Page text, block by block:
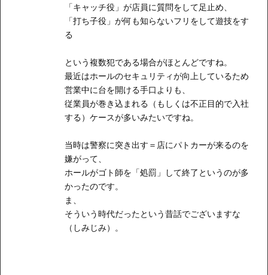
「キャッチ役」が店員に質問をして足止め、
「打ち子役」が何も知らないフリをして遊技をす
る
という複数犯である場合がほとんどですね。
最近はホールのセキュリティが向上しているため
営業中に台を開ける手口よりも、
従業員が巻き込まれる（もしくは不正目的で入社
する）ケースが多いみたいですね。
当時は警察に突き出す＝店にパトカーが来るのを
嫌がって、
ホールがゴト師を「処罰」して終了というのが多
かったのです。
ま、
そういう時代だったという昔話でございますな
（しみじみ）。